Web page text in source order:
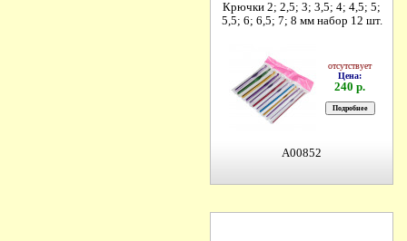
Крючки 2; 2,5; 3; 3,5; 4; 4,5; 5;
5,5; 6; 6,5; 7; 8 мм набор 12 шт.
отсутствует
Цена:
240 р.
A00852